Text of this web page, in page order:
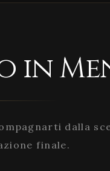
in
dalla
finale.